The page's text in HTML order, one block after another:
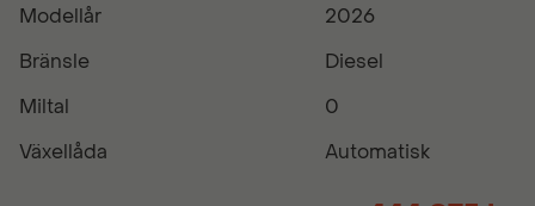
Modellår
2026
Bränsle
Diesel
Miltal
0
Växellåda
Automatisk